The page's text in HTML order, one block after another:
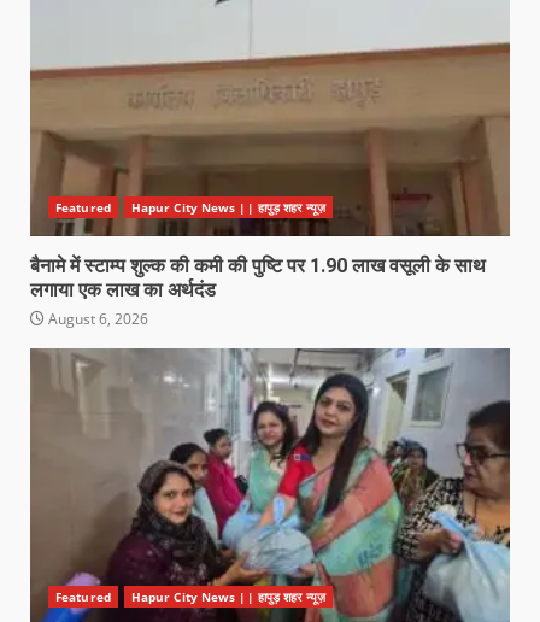
Featured Hapur City News || हापुड़ शहर न्यूज़
बैनामे में स्टाम्प शुल्क की कमी की पुष्टि पर 1.90 लाख वसूली के साथ
लगाया एक लाख का अर्थदंड
August 6, 2026
Featured Hapur City News || हापुड़ शहर न्यूज़